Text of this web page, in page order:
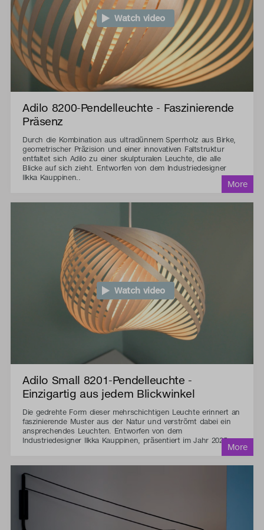
Watch video
Adilo 8200-Pendelleuchte - Faszinierende
Präsenz
Durch die Kombination aus ultradünnem Sperrholz aus Birke,
geometrischer Präzision und einer innovativen Faltstruktur
entfaltet sich Adilo zu einer skulpturalen Leuchte, die alle
Blicke auf sich zieht. Entworfen von dem Industriedesigner
Ilkka Kauppinen..
Watch video
Adilo Small 8201-Pendelleuchte -
Einzigartig aus jedem Blickwinkel
Die gedrehte Form dieser mehrschichtigen Leuchte erinnert an
faszinierende Muster aus der Natur und verströmt dabei ein
ansprechendes Leuchten. Entworfen von dem
Industriedesigner Ilkka Kauppinen, präsentiert im Jahr 2025.